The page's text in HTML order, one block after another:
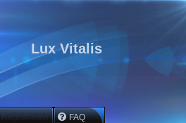
Lux Vitalis
Registrieren FAQ